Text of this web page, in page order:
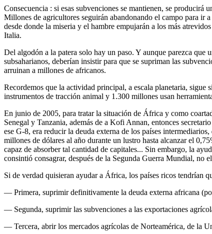
Consecuencia : si esas subvenciones se mantienen, se producirá
Millones de agricultores seguirán abandonando el campo para ir
desde donde la miseria y el hambre empujarán a los más
Italia.
Del algodón a la patera solo hay un paso. Y aunque parezca que
subsaharianos, deberían insistir para que se supriman las
arruinan a millones de africanos.
Recordemos que la actividad principal, a escala planetaria,
instrumentos de tracción animal y 1.300 millones usan
En junio de 2005, para tratar la situación de África y como
Senegal y Tanzania, además de a Kofi Annan, entonces
ese G-8, era reducir la deuda externa de los países
millones de dólares al año durante un lustro hasta alcanzar el
capaz de absorber tal cantidad de capitales... Sin embargo, la
consintió consagrar, después de la Segunda Guerra Mundial, no
Si de verdad quisieran ayudar a África, los países ricos tendrían
— Primera, suprimir definitivamente la deuda externa africana
— Segunda, suprimir las subvenciones a las exportaciones
— Tercera, abrir los mercados agrícolas de Norteamérica, de la